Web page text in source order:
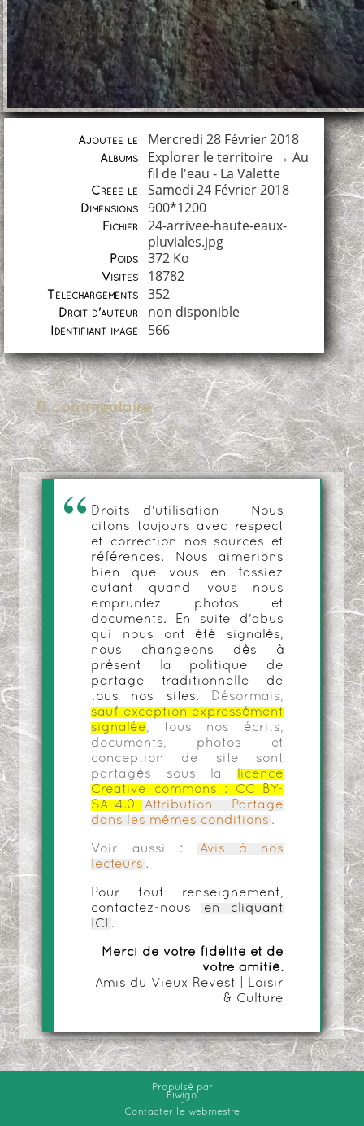
Ajoutée le Mercredi 28 Février 2018
Albums Explorer le territoire→ Au
fil de l'eau - La Valette
Créée le Samedi 24 Février 2018
Dimensions 900*1200
Fichier
24-arrivee-haute-eaux-
pluviales.jpg
Poids 372 Ko
Visites 18782
Téléchargements 352
Droit d'auteur non disponible
Identifiant image 566
0 commentaire
Droits d'utilisation - Nous
citons toujours avec respect
et correction nos sources et
références. Nous aimerions
bien que vous en fassiez
autant quand vous nous
empruntez photos et
documents. En suite d'abus
qui nous ont été signalés,
nous changeons dès à
présent la politique de
partage traditionnelle de
tous nos sites.
Désormais,
sauf exception expressément
signalée, tous nos écrits,
documents, photos et
conception de site sont
partagés sous la
licence
Creative commons :
CC BY-
SA 4.0
Attribution - Partage
dans les mêmes conditions .
Voir aussi :
Avis à nos
lecteurs .
Pour tout renseignement,
contactez-nous
en cliquant
ICI
.
Merci de votre fidélité et de
votre amitié.
Amis du Vieux Revest | Loisir
& Culture
Propulsé par
Piwigo
-
Contacter le webmestre